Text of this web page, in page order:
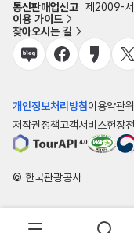
통신판매업신고 제2009-
이용 가이드
찾아오시는 길
개인정보처리방침이용약관
저작권정책고객서비스헌장
© 한국관광공사